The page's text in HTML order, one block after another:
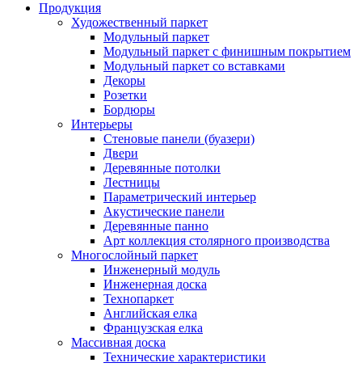
Продукция
Художественный паркет
Модульный паркет
Модульный паркет с финишным покрытием
Модульный паркет со вставками
Декоры
Розетки
Бордюры
Интерьеры
Стеновые панели (буазери)
Двери
Деревянные потолки
Лестницы
Параметрический интерьер
Акустические панели
Деревянные панно
Арт коллекция столярного производства
Многослойный паркет
Инженерный модуль
Инженерная доска
Технопаркет
Английская елка
Французская елка
Массивная доска
Технические характеристики